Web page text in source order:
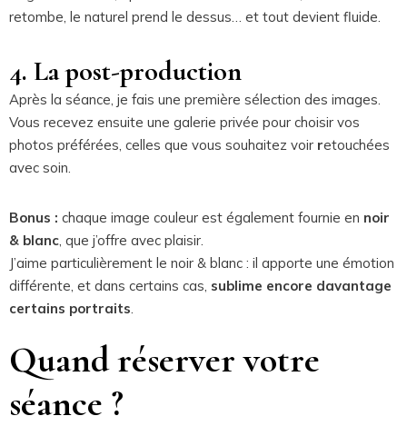
retombe, le naturel prend le dessus… et tout devient fluide.
4. La post-production
Après la séance, je fais une première sélection des images.
Vous recevez ensuite une galerie privée pour choisir vos
photos préférées, celles que vous souhaitez voir retouchées
avec soin.
Bonus : chaque image couleur est également fournie en noir
& blanc, que j’offre avec plaisir.
J’aime particulièrement le noir & blanc : il apporte une émotion
différente, et dans certains cas, sublime encore davantage
certains portraits.
Quand réserver votre
séance ?